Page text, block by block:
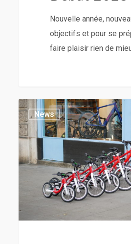
Nouvelle année,
objectifs et pour se
faire plaisir rien de
News